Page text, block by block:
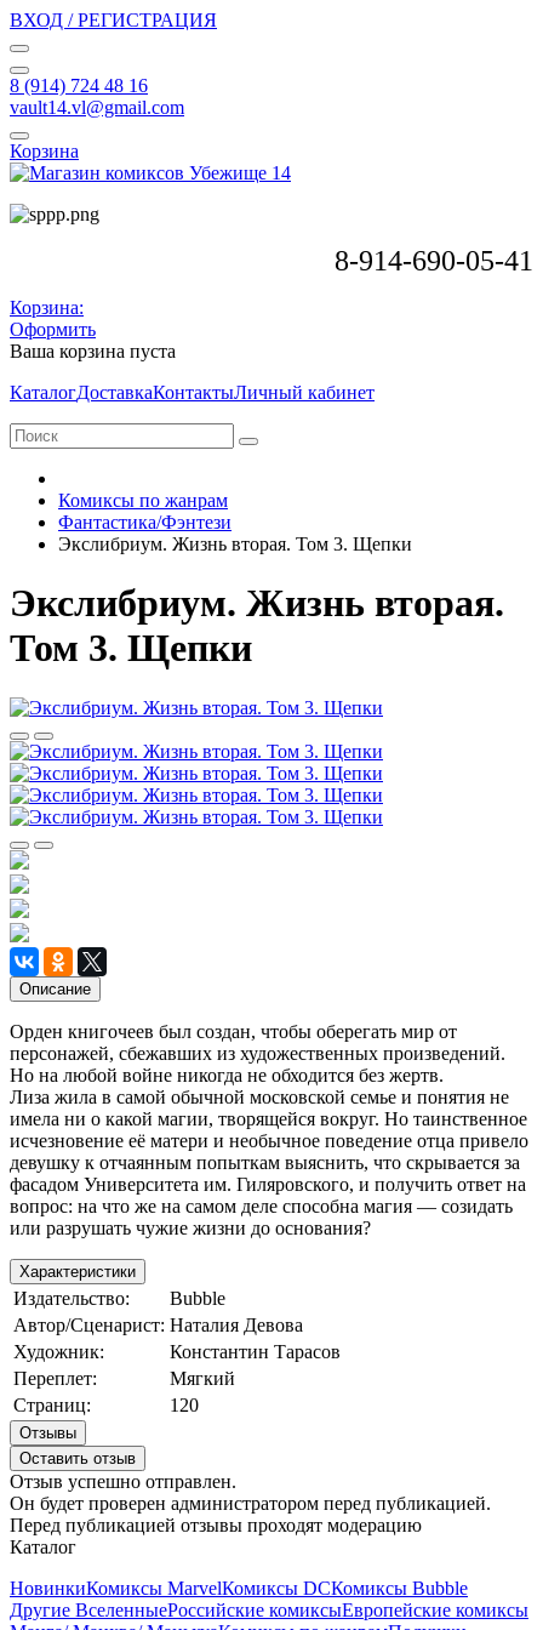
ВХОД / РЕГИСТРАЦИЯ
8 (914) 724 48 16
vault14.vl@gmail.com
Корзина
8-914-690-05-41
Корзина:
Оформить
Ваша корзина пуста
КаталогДоставкаКонтактыЛичный кабинет
Комиксы по жанрам
Фантастика/Фэнтези
Экслибриум. Жизнь вторая. Том 3. Щепки
Экслибриум. Жизнь вторая.
Том 3. Щепки
Описание
Орден книгочеев был создан, чтобы оберегать мир от
персонажей, сбежавших из художественных произведений.
Но на любой войне никогда не обходится без жертв.
Лиза жила в самой обычной московской семье и понятия не
имела ни о какой магии, творящейся вокруг. Но таинственное
исчезновение её матери и необычное поведение отца привело
девушку к отчаянным попыткам выяснить, что скрывается за
фасадом Университета им. Гиляровского, и получить ответ на
вопрос: на что же на самом деле способна магия — созидать
или разрушать чужие жизни до основания?
Характеристики
Издательство:
Bubble
Автор/Сценарист: Наталия Девова
Художник:
Константин Тарасов
Переплет:
Мягкий
Страниц:
120
Отзывы
Оставить отзыв
Отзыв успешно отправлен.
Он будет проверен администратором перед публикацией.
Перед публикацией отзывы проходят модерацию
Каталог
НовинкиКомиксы MarvelКомиксы DCКомиксы Bubble
Другие ВселенныеРоссийские комиксыЕвропейские комиксы